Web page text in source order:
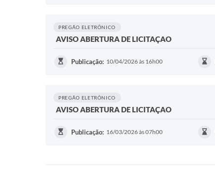
PREGÃO ELETRÔNICO
AVISO ABERTURA DE LICITAÇAO
Publicação: 10/04/2026 às 16h00
PREGÃO ELETRÔNICO
AVISO ABERTURA DE LICITAÇAO
Publicação: 16/03/2026 às 07h00